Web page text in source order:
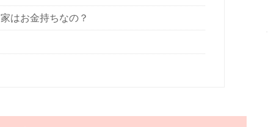
はお金持ちなの？